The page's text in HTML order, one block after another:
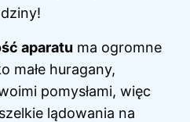
aparatu ma ogromne
małe huragany,
pomysłami, więc
lądowania na